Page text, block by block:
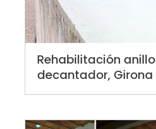
Rehabilitación anillo
decantador, Girona